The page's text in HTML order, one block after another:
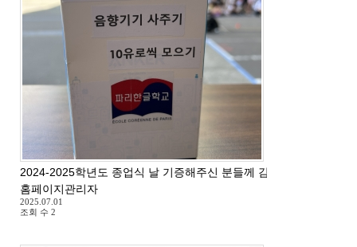
2024-2025학년도 종업식 날 기증해주신 분들께 감사드립니다.
홈페이지관리자
2025.07.01
조회 수 2